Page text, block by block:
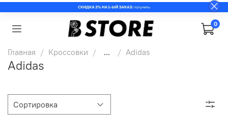
0
Главная Кроссовки ... Adidas
Adidas